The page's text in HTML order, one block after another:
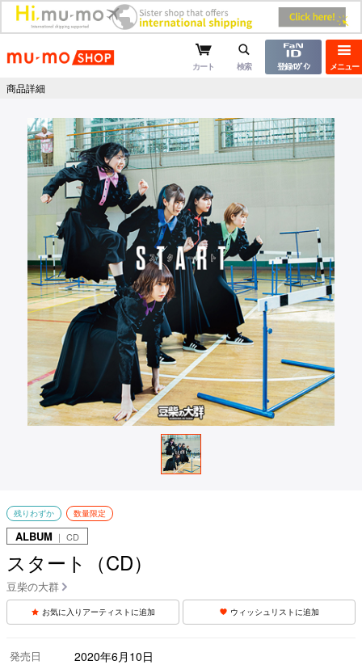
mu-moショップ メニュー
カート 検索 登録/ﾛｸﾞｲﾝ
商品詳細
残りわずか 数量限定
ALBUM ｜ CD
スタート（CD）
豆柴の大群
お気に入りアーティストに追加 ウィッシュリストに追加
発売日 2020年6月10日